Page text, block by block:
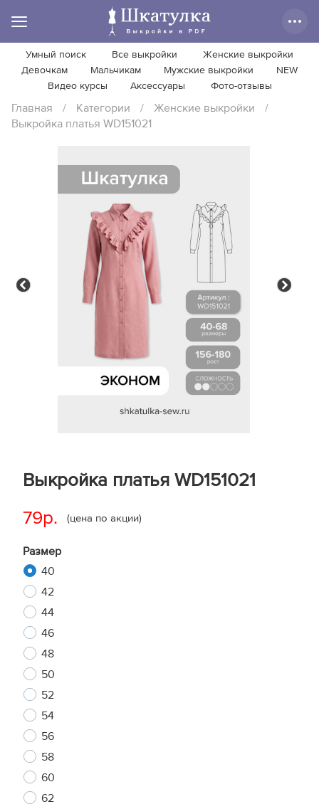
Умный поиск Все выкройки
Женские выкройки
Девочкам
Мальчикам Мужские выкройки
NEW
Видео курсы
Аксессуары Фото-отзывы
Главная / Категории / Женские выкройки
/
Выкройка платья WD151021
Выкройка платья WD151021
79р. (цена по акции)
Размер
40
42
44
46
48
50
52
54
56
58
60
62